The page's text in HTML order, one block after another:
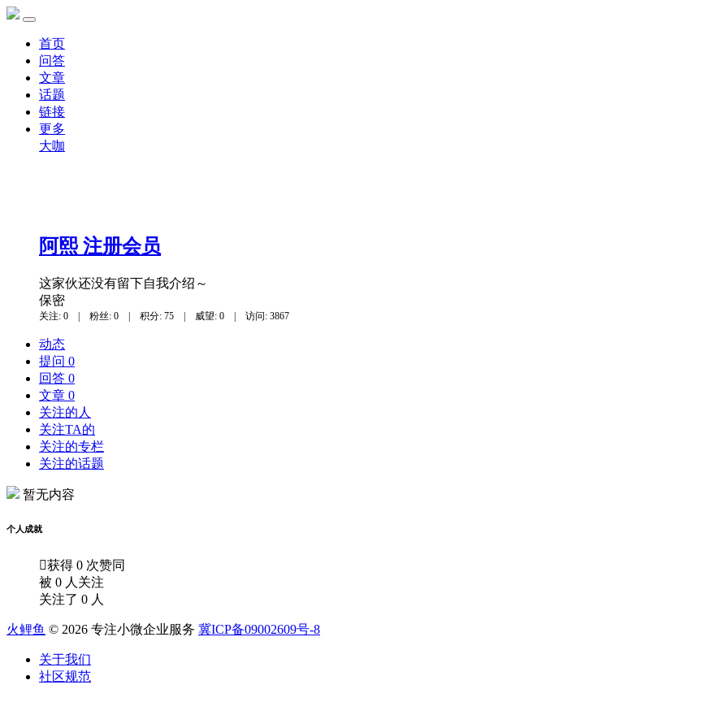
首页
问答
文章
话题
链接
更多
大咖
阿熙注册会员
这家伙还没有留下自我介绍～
保密
关注: 0 | 粉丝: 0 | 积分: 75 | 威望: 0 | 访问: 3867
动态
提问 0
回答 0
文章 0
关注的人
关注TA的
关注的专栏
关注的话题
暂无内容
个人成就
获得 0 次赞同
被 0 人关注
关注了 0 人
火鲤鱼 © 2026 专注小微企业服务 冀ICP备09002609号-8
关于我们
社区规范